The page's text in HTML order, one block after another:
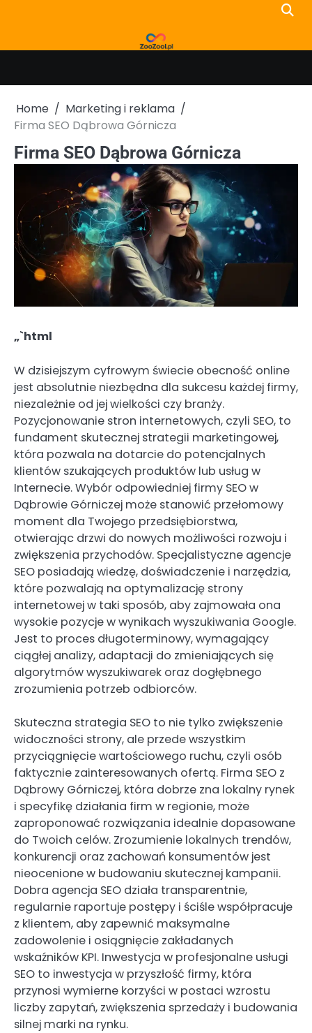
Home
Marketing i reklama
Firma SEO Dąbrowa Górnicza
Firma SEO Dąbrowa Górnicza
„`html
W dzisiejszym cyfrowym świecie obecność online
jest absolutnie niezbędna dla sukcesu każdej firmy,
niezależnie od jej wielkości czy branży.
Pozycjonowanie stron internetowych, czyli SEO, to
fundament skutecznej strategii marketingowej,
która pozwala na dotarcie do potencjalnych
klientów szukających produktów lub usług w
Internecie. Wybór odpowiedniej firmy SEO w
Dąbrowie Górniczej może stanowić przełomowy
moment dla Twojego przedsiębiorstwa,
otwierając drzwi do nowych możliwości rozwoju i
zwiększenia przychodów. Specjalistyczne agencje
SEO posiadają wiedzę, doświadczenie i narzędzia,
które pozwalają na optymalizację strony
internetowej w taki sposób, aby zajmowała ona
wysokie pozycje w wynikach wyszukiwania Google.
Jest to proces długoterminowy, wymagający
ciągłej analizy, adaptacji do zmieniających się
algorytmów wyszukiwarek oraz dogłębnego
zrozumienia potrzeb odbiorców.
Skuteczna strategia SEO to nie tylko zwiększenie
widoczności strony, ale przede wszystkim
przyciągnięcie wartościowego ruchu, czyli osób
faktycznie zainteresowanych ofertą. Firma SEO z
Dąbrowy Górniczej, która dobrze zna lokalny rynek
i specyfikę działania firm w regionie, może
zaproponować rozwiązania idealnie dopasowane
do Twoich celów. Zrozumienie lokalnych trendów,
konkurencji oraz zachowań konsumentów jest
nieocenione w budowaniu skutecznej kampanii.
Dobra agencja SEO działa transparentnie,
regularnie raportuje postępy i ściśle współpracuje
z klientem, aby zapewnić maksymalne
zadowolenie i osiągnięcie zakładanych
wskaźników KPI. Inwestycja w profesjonalne usługi
SEO to inwestycja w przyszłość firmy, która
przynosi wymierne korzyści w postaci wzrostu
liczby zapytań, zwiększenia sprzedaży i budowania
silnej marki na rynku.